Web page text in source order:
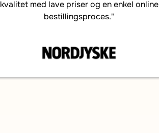
kvalitet med lave priser og en enkel online
bestillingsproces."